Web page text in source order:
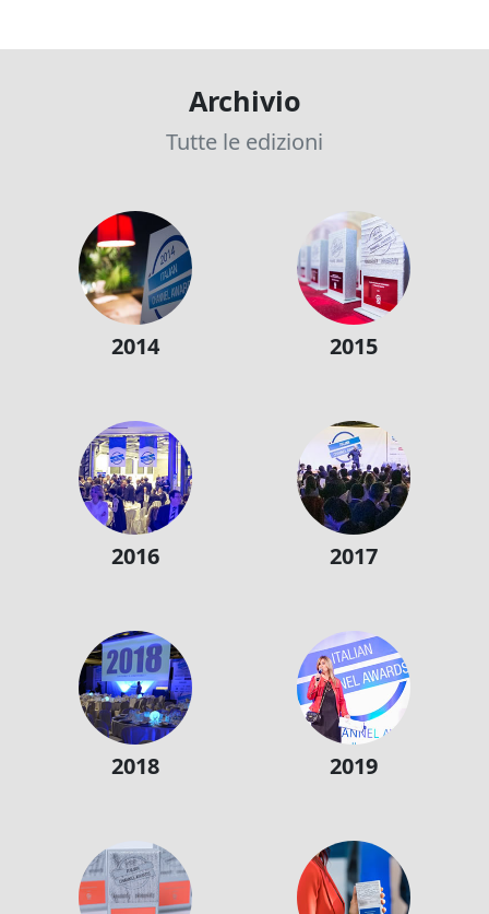
Archivio
Tutte le edizioni
2014 2015
2016 2017
2018 2019